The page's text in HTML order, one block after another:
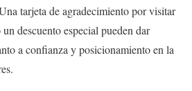
tarjeta de agradecimiento por visitar
descuento especial pueden dar
a confianza y posicionamiento en la